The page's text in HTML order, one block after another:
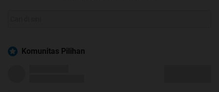
Komunitas Pilihan